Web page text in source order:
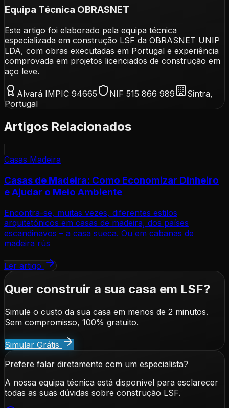
Equipa Técnica OBRASNET
Este artigo foi elaborado pela equipa técnica
especializada em construção LSF da OBRASNET UNIP
LDA, com obras executadas em Portugal e experiência
comprovada em projetos licenciados de construção em
aço leve.
Alvará IMPIC 94665 NIF 515 866 989
Sintra,
Portugal
Artigos Relacionados
Casas Madeira
Casas de Madeira: Como Economizar Dinheiro
e Ajudar o Meio Ambiente
Encontra-se, muitas vezes, diferentes estilos
arquitetónicos em casas de madeira, dos países
escandinavos – a casa sueca. Ou em cabanas de
madeira rús
Ler artigo
Quer construir a sua casa em LSF?
Simule o custo da sua casa em menos de 2 minutos.
Sem compromisso, 100% gratuito.
Simular Grátis
Prefere falar diretamente com um especialista?
A nossa equipa técnica está disponível para esclarecer
todas as suas dúvidas sobre construção LSF.